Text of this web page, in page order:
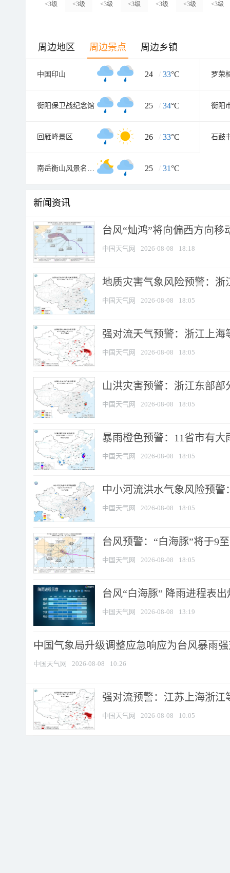
<3级 <3级 <3级 <3级 <3级 <3级 <3级
周边地区 周边景点 周边乡镇
中国印山 24 / 33°C 罗荣
衡阳保卫战纪念馆 25 / 34°C
回雁峰景区 26 / 33°C 石鼓
南岳衡山风景名胜区 25 / 31°C
新闻资讯
台风“灿鸿”将向偏西方向移
中国天气网 2026-08-08 18:18
地质灾害气象风险预警：
中国天气网 2026-08-08 18:05
强对流天气预警：浙江上海
中国天气网 2026-08-08 18:05
山洪灾害预警：浙江东部
中国天气网 2026-08-08 18:05
暴雨橙色预警：11省市有
中国天气网 2026-08-08 18:05
中小河流洪水气象风险预
中国天气网 2026-08-08 18:05
台风预警：“白海豚”将于9
中国天气网 2026-08-08 18:05
台风“白海豚” 降雨进程表
中国天气网 2026-08-08 13:19
中国气象局升级调整应急响应为台风暴雨
中国天气网 2026-08-08 10:26
强对流预警：江苏上海浙江
中国天气网 2026-08-08 10:05